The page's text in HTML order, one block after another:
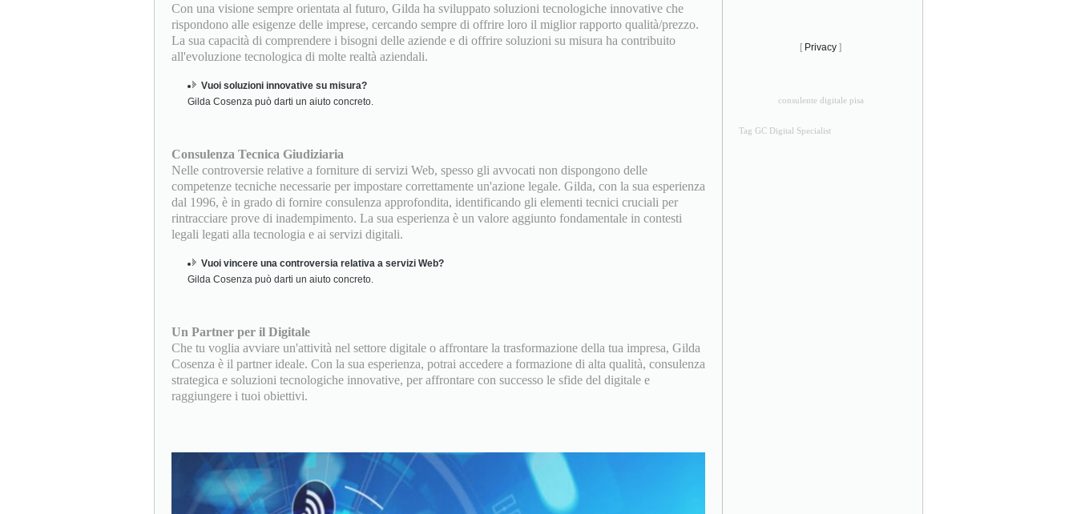
Con una visione sempre orientata al futuro, Gilda ha sviluppato soluzioni tecnologiche innovative che
rispondono alle esigenze delle imprese, cercando sempre di offrire loro il miglior rapporto qualità/prezzo.
La sua capacità di comprendere i bisogni delle aziende e di offrire soluzioni su misura ha contribuito
all'evoluzione tecnologica di molte realtà aziendali.
Vuoi soluzioni innovative su misura?
Gilda Cosenza può darti un aiuto concreto.
Consulenza Tecnica Giudiziaria
Nelle controversie relative a forniture di servizi Web, spesso gli avvocati non dispongono delle
competenze tecniche necessarie per impostare correttamente un'azione legale. Gilda, con la sua esperienza
dal 1996, è in grado di fornire consulenza approfondita, identificando gli elementi tecnici cruciali per
rintracciare prove di inadempimento. La sua esperienza è un valore aggiunto fondamentale in contesti
legali legati alla tecnologia e ai servizi digitali.
Vuoi vincere una controversia relativa a servizi Web?
Gilda Cosenza può darti un aiuto concreto.
Un Partner per il Digitale
Che tu voglia avviare un'attività nel settore digitale o affrontare la trasformazione della tua impresa, Gilda
Cosenza è il partner ideale. Con la sua esperienza, potrai accedere a formazione di alta qualità, consulenza
strategica e soluzioni tecnologiche innovative, per affrontare con successo le sfide del digitale e
raggiungere i tuoi obiettivi.
[ Privacy ]
consulente digitale pisa
Tag GC Digital Specialist